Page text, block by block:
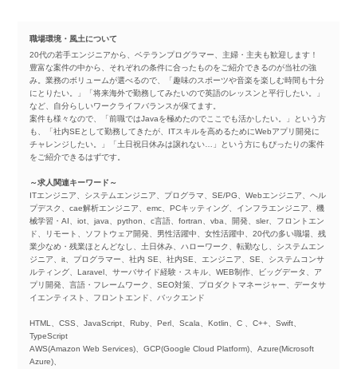
職場環境・風土について
20代の若手エンジニアから、ベテランプログラマー、主婦・主夫も歓迎します！
豊富な案件の中から、それぞれの条件に合ったものをご紹介できるのが当社の強
み。業務のボリュームが選べるので、「趣味のスポーツや音楽を楽しむ時間も十分
にとりたい。」「将来海外で勤務してみたいので英語のレッスンと平行したい。」
など、自分らしいワークライフバランスが保てます。
案件も様々なので、「前職ではJavaを極めたのでここでも活かしたい。」という方
も、「社内SEとして勤務してきたが、ITスキルを高めるためにWebアプリ開発に
チャレンジしたい。」「土日祝日休みは譲れない…」という方にもぴったりの案件
をご紹介できるはずです。
～求人関連キーワード～
ITエンジニア、システムエンジニア、プログラマ、SE/PG、Webエンジニア、ヘル
プデスク、cae解析エンジニア、emc、PCキッティング、インフラエンジニア、機
械学習・AI、iot、java、python、c言語、fortran、vba、開発、sler、フロントエン
ド、リモート、ソフトウェア開発、男性活躍中、女性活躍中、20代の多い職場、残
業少なめ・残業ほとんどなし、土日休み、ハローワーク、転勤なし、システムエン
ジニア、it、プログラマー、社内 SE、社内SE、エンジニア、SE、システムコンサ
ルティング、Laravel、サーバサイド経験・スキル、WEB制作、ビッグデータ、ア
プリ開発、言語・フレームワーク、SEO対策、プロダクトマネージャー、データサ
イエンティスト、フロントエンド、バックエンド
HTML、CSS、JavaScript、Ruby、Perl、Scala、Kotlin、C 、C++、Swift、
TypeScript
AWS(Amazon Web Services)、GCP(Google Cloud Platform)、Azure(Microsoft
Azure)、